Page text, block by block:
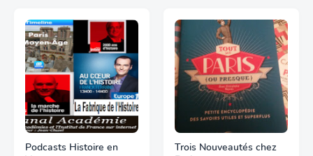
Podcasts Histoire en
Trois Nouveautés chez